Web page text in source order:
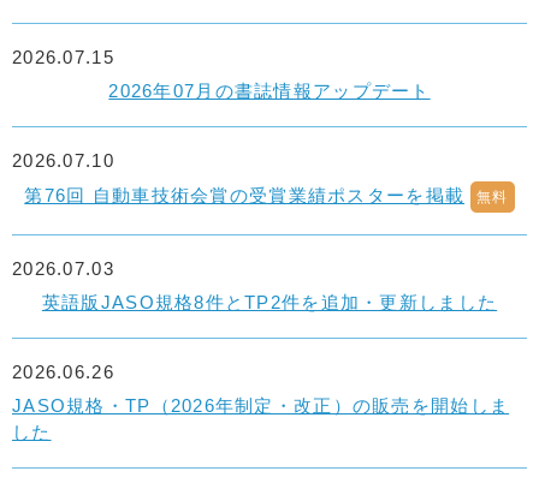
2026年07月の書誌情報アップデート
2026.07.15
第76回 自動車技術会賞の受賞業績ポスターを掲載 無料
2026.07.10
英語版JASO規格8件とTP2件を追加・更新しました
2026.07.03
JASO規格・TP（2026年制定・改正）の販売を開始しま
した
2026.06.26